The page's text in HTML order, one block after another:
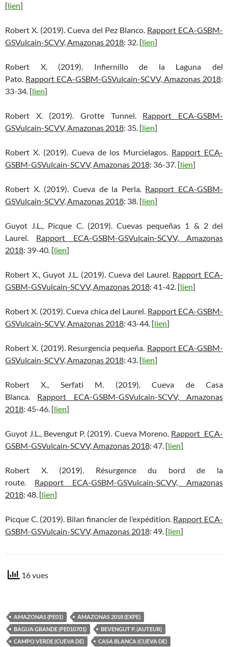
[lien]
Robert X. (2019). Cueva del Pez Blanco. Rapport ECA-GSBM-
GSVulcain-SCVV, Amazonas 2018: 32. [lien]
Robert X. (2019). Infiernillo de la Laguna del
Pato. Rapport ECA-GSBM-GSVulcain-SCVV, Amazonas 2018:
33-34. [lien]
Robert X. (2019). Grotte Tunnel. Rapport ECA-GSBM-
GSVulcain-SCVV, Amazonas 2018: 35. [lien]
Robert X. (2019). Cueva de los Murcielagos. Rapport ECA-
GSBM-GSVulcain-SCVV, Amazonas 2018: 36-37. [lien]
Robert X. (2019). Cueva de la Perla. Rapport ECA-GSBM-
GSVulcain-SCVV, Amazonas 2018: 38. [lien]
Guyot J.L., Picque C. (2019). Cuevas pequeñas 1 & 2 del
Laurel. Rapport ECA-GSBM-GSVulcain-SCVV, Amazonas
2018: 39-40. [lien]
Robert X., Guyot J.L. (2019). Cueva del Laurel. Rapport ECA-
GSBM-GSVulcain-SCVV, Amazonas 2018: 41-42. [lien]
Robert X. (2019). Cueva chica del Laurel. Rapport ECA-GSBM-
GSVulcain-SCVV, Amazonas 2018: 43-44. [lien]
Robert X. (2019). Resurgencia pequeña. Rapport ECA-GSBM-
GSVulcain-SCVV, Amazonas 2018: 43. [lien]
Robert X., Serfati M. (2019). Cueva de Casa
Blanca. Rapport ECA-GSBM-GSVulcain-SCVV, Amazonas
2018: 45-46. [lien]
Guyot J.L., Bevengut P. (2019). Cueva Moreno. Rapport ECA-
GSBM-GSVulcain-SCVV, Amazonas 2018: 47. [lien]
Robert X. (2019). Résurgence du bord de la
route. Rapport ECA-GSBM-GSVulcain-SCVV, Amazonas
2018: 48. [lien]
Picque C. (2019). Bilan financier de l’expédition. Rapport ECA-
GSBM-GSVulcain-SCVV, Amazonas 2018: 49. [lien]
16 vues
AMAZONAS (PE01)
AMAZONAS 2018 (EXPE)
BAGUA GRANDE (PE010701)
BEVENGUT P. (AUTEUR)
CAMPO VERDE (CUEVA DE)
CASA BLANCA (CUEVA DE)